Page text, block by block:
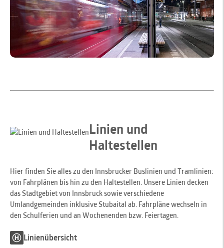
Linien und
Haltestellen
Hier finden Sie alles zu den Innsbrucker Buslinien und Tramlinien:
von Fahrplänen bis hin zu den Haltestellen. Unsere Linien decken
das Stadtgebiet von Innsbruck sowie verschiedene
Umlandgemeinden inklusive Stubaital ab. Fahrpläne wechseln in
den Schulferien und an Wochenenden bzw. Feiertagen.
Linienübersicht